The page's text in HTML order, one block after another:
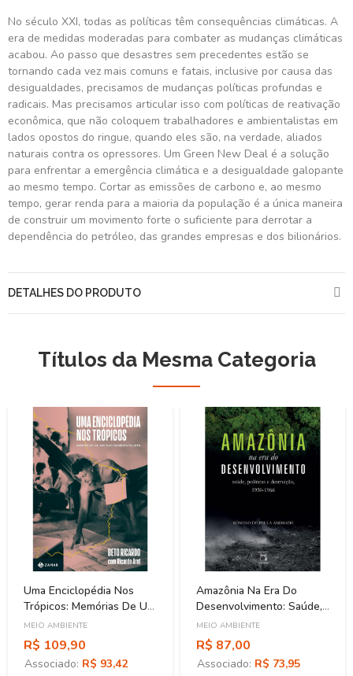
No século XXI, todas as políticas têm consequências climáticas. A
era de medidas moderadas para combater as mudanças climáticas
acabou. Ao passo que desastres sem precedentes estão se
tornando cada vez mais comuns e fatais, inclusive por causa das
desigualdades, precisamos de mudanças políticas profundas e
radicais. Mas precisamos articular isso com políticas de reativação
econômica, que não coloquem trabalhadores e ambientalistas em
lados opostos do ringue, quando eles são, na verdade, aliados
naturais contra os opressores. Um Green New Deal é a solução
para enfrentar a emergência climática e a desigualdade galopante
ao mesmo tempo. Cortar as emissões de carbono e, ao mesmo
tempo, gerar renda para a maioria da população é a única maneira
de construir um movimento forte o suficiente para derrotar a
dependência do petróleo, das grandes empresas e dos bilionários.
DETALHES DO PRODUTO
Títulos da Mesma Categoria
Uma Enciclopédia Nos
Trópicos: Memórias De Um
Socioambientalista
MEIO AMBIENTE
R$ 109,90
Associado: R$ 93,42
Amazônia Na Era Do
Desenvolvimento: Saúde,
Políticas E Destruição
(1930-1966)
MEIO AMBIENTE
R$ 87,00
Associado: R$ 73,95